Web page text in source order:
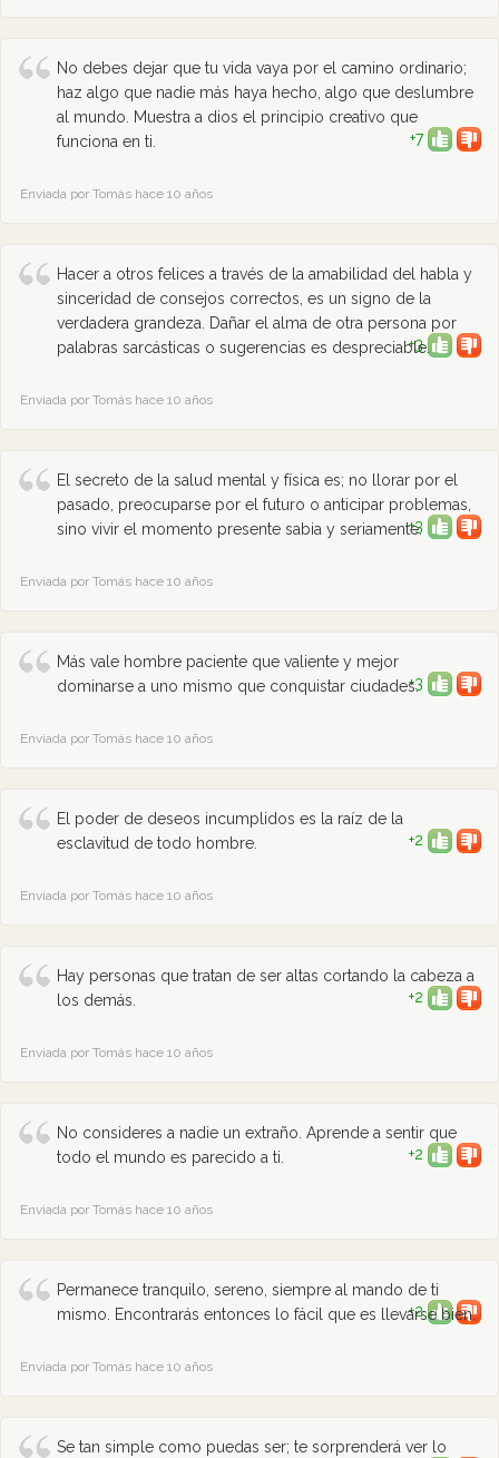
No debes dejar que tu vida vaya por el camino ordinario;
haz algo que nadie más haya hecho, algo que deslumbre
al mundo. Muestra a dios el principio creativo que
funciona en ti.
+7
Enviada por Tomás hace 10 años
Hacer a otros felices a través de la amabilidad del habla y
sinceridad de consejos correctos, es un signo de la
verdadera grandeza. Dañar el alma de otra persona por
palabras sarcásticas o sugerencias es despreciable.
+3
Enviada por Tomás hace 10 años
El secreto de la salud mental y física es; no llorar por el
pasado, preocuparse por el futuro o anticipar problemas,
sino vivir el momento presente sabia y seriamente.
+3
Enviada por Tomás hace 10 años
Más vale hombre paciente que valiente y mejor
dominarse a uno mismo que conquistar ciudades.
+3
Enviada por Tomás hace 10 años
El poder de deseos incumplidos es la raíz de la
esclavitud de todo hombre.
+2
Enviada por Tomás hace 10 años
Hay personas que tratan de ser altas cortando la cabeza a
los demás.
+2
Enviada por Tomás hace 10 años
No consideres a nadie un extraño. Aprende a sentir que
todo el mundo es parecido a ti.
+2
Enviada por Tomás hace 10 años
Permanece tranquilo, sereno, siempre al mando de ti
mismo. Encontrarás entonces lo fácil que es llevarse bien.
+2
Enviada por Tomás hace 10 años
Se tan simple como puedas ser; te sorprenderá ver lo